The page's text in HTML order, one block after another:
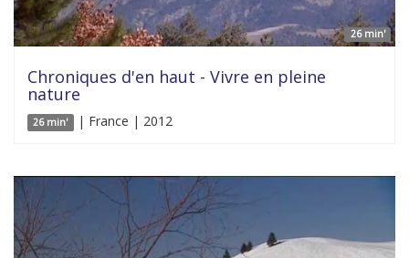
26 min'
Chroniques d'en haut - Vivre en pleine
nature
26 min' | France | 2012